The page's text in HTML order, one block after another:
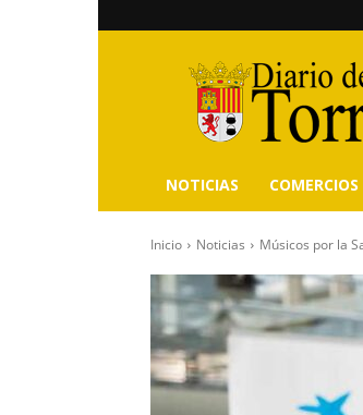
Diario
de
Torrejón
NOTICIAS COMERCIOS
Inicio Noticias Músicos por la